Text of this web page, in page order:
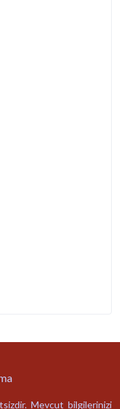
Mevcut bilgilerinizi